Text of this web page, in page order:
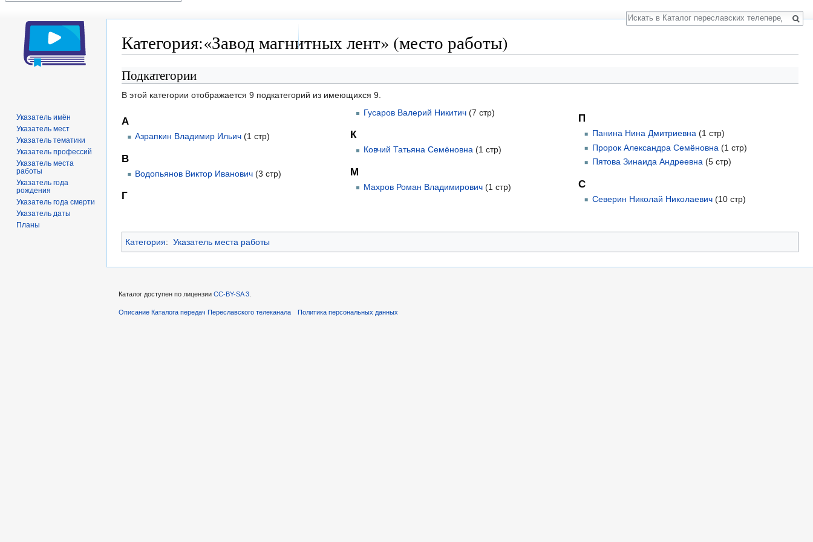
Категория:«Завод магнитных лент» (место работы)
Перейти
к
навигации
Перейти
к
поиску
Подкатегории
В этой категории отображается 9 подкатегорий из имеющихся 9.
А
Азрапкин Владимир Ильич (1 стр)
В
Водопьянов Виктор Иванович (3 стр)
Г
Гусаров Валерий Никитич (7 стр)
К
Ковчий Татьяна Семёновна (1 стр)
М
Махров Роман Владимирович (1 стр)
П
Панина Нина Дмитриевна (1 стр)
Пророк Александра Семёновна (1 стр)
Пятова Зинаида Андреевна (5 стр)
С
Северин Николай Николаевич (10 стр)
Категория: Указатель места работы
Поиск
Указатель имён
Указатель мест
Указатель тематики
Указатель профессий
Указатель места
работы
Указатель года
рождения
Указатель года смерти
Указатель даты
Планы
Каталог доступен по лицензии CC-BY-SA 3
Описание Каталога передач Переславского телеканала Политика персональных данных